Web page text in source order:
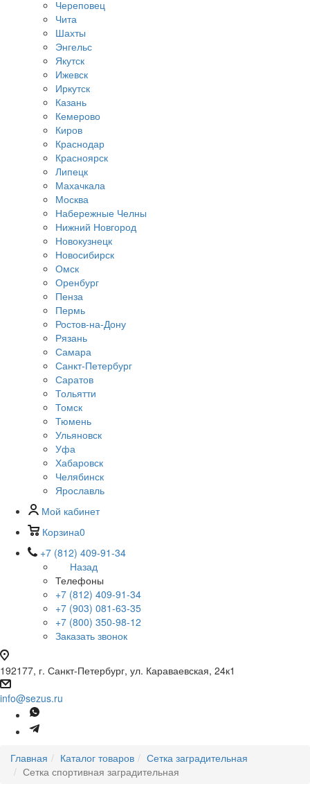
Череповец
Чита
Шахты
Энгельс
Якутск
Ижевск
Иркутск
Казань
Кемерово
Киров
Краснодар
Красноярск
Липецк
Махачкала
Москва
Набережные Челны
Нижний Новгород
Новокузнецк
Новосибирск
Омск
Оренбург
Пенза
Пермь
Ростов-на-Дону
Рязань
Самара
Санкт-Петербург
Саратов
Тольятти
Томск
Тюмень
Ульяновск
Уфа
Хабаровск
Челябинск
Ярославль
Мой кабинет
Корзина0
+7 (812) 409-91-34
Назад
Телефоны
+7 (812) 409-91-34
+7 (903) 081-63-35
+7 (800) 350-98-12
Заказать звонок
192177, г. Санкт-Петербург, ул. Караваевская, 24к1
info@sezus.ru
Главная Каталог товаров
Сетка заградительная
Сетка спортивная заградительная